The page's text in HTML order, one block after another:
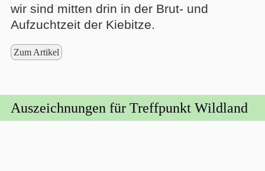
wir sind mitten drin in der Brut- und
Aufzuchtzeit der Kiebitze.
Zum Artikel
Auszeichnungen für Treffpunkt Wildland